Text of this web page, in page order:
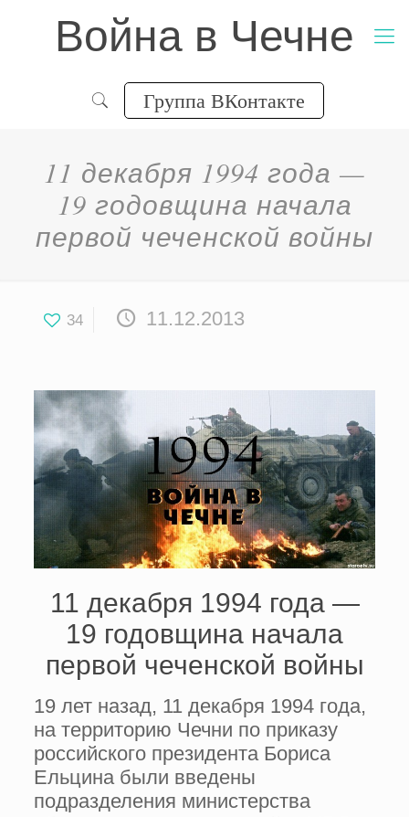
Война в Чечне
Группа ВКонтакте
11 декабря 1994 года —
19 годовщина начала
первой чеченской войны
34 11.12.2013
11 декабря 1994 года —
19 годовщина начала
первой чеченской войны
19 лет назад, 11 декабря 1994 года,
на территорию Чечни по приказу
российского президента Бориса
Ельцина были введены
подразделения министерства